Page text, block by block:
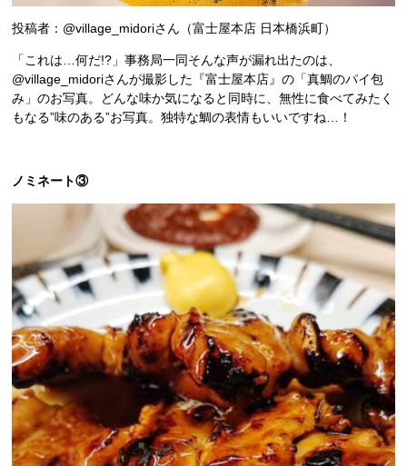
投稿者：@village_midoriさん（富士屋本店 日本橋浜町）
「これは…何だ!?」事務局一同そんな声が漏れ出たのは、
@village_midoriさんが撮影した『富士屋本店』の「真鯛のパイ包
み」のお写真。どんな味か気になると同時に、無性に食べてみたく
もなる”味のある”お写真。独特な鯛の表情もいいですね…！
ノミネート③